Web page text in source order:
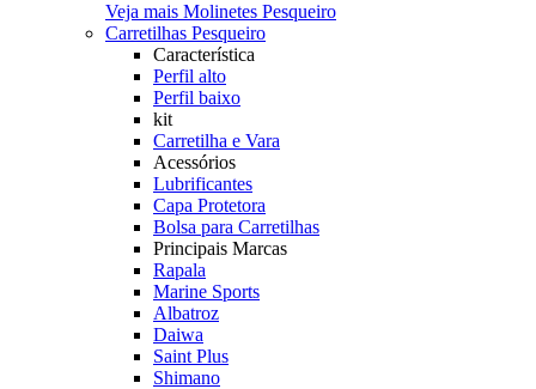
Veja mais Molinetes Pesqueiro
Carretilhas Pesqueiro
Característica
Perfil alto
Perfil baixo
kit
Carretilha e Vara
Acessórios
Lubrificantes
Capa Protetora
Bolsa para Carretilhas
Principais Marcas
Rapala
Marine Sports
Albatroz
Daiwa
Saint Plus
Shimano